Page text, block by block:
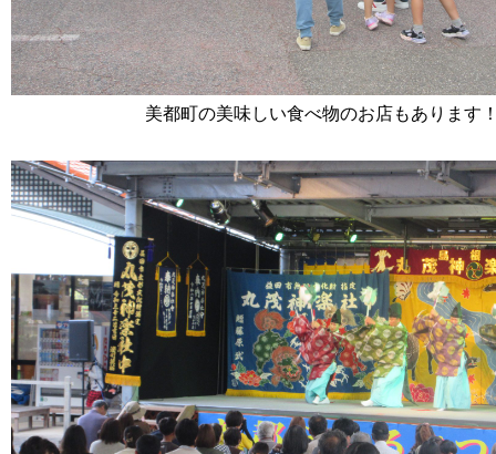
美都町の美味しい食べ物のお店もあります